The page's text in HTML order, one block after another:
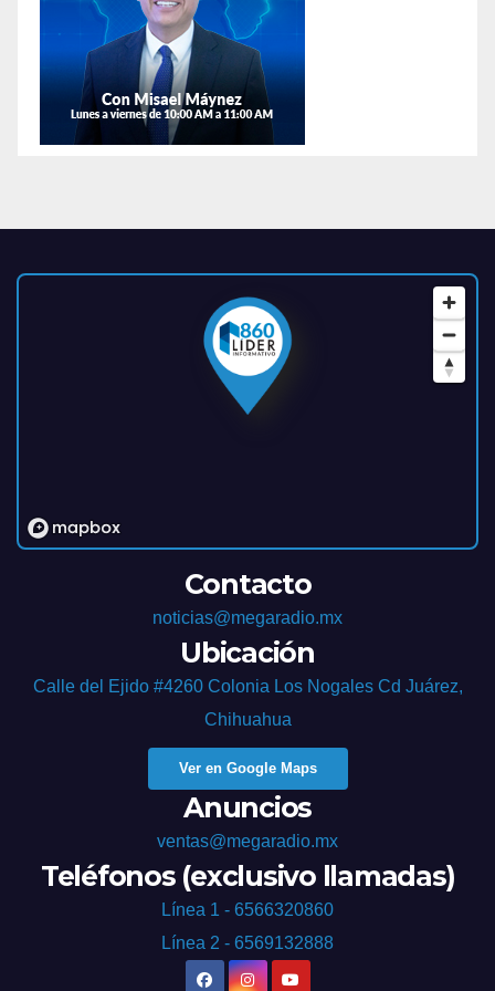
Contacto
noticias@megaradio.mx
Ubicación
Calle del Ejido #4260 Colonia Los Nogales Cd Juárez,
Chihuahua
Ver en Google Maps
Anuncios
ventas@megaradio.mx
Teléfonos (exclusivo llamadas)
Línea 1 - 6566320860
Línea 2 - 6569132888